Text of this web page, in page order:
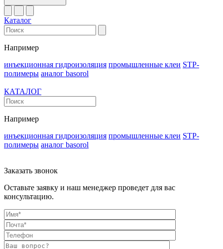
Каталог
Например
инъекционная гидроизоляция промышленные клеи STP-
полимеры аналог basorol
КАТАЛОГ
Например
инъекционная гидроизоляция промышленные клеи STP-
полимеры аналог basorol
Заказать звонок
Оставьте заявку и наш менеджер проведет для вас
консультацию.